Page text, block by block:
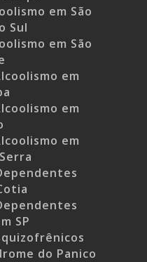
em São
Sul
em São
em
em
em
SP
do Panico